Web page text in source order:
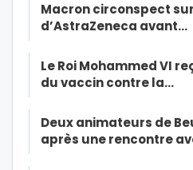
Macron circonspect
d’AstraZeneca avant…
Le Roi Mohammed VI
du vaccin contre la…
Deux animateurs de
après une rencontre